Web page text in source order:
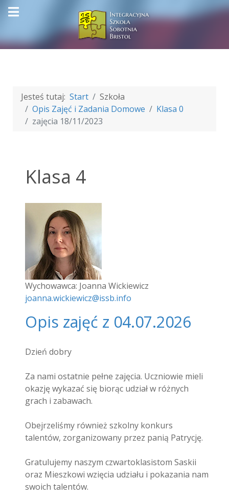
Jesteś tutaj: Start
Szkoła
Opis Zajęć i Zadania Domowe
Klasa 0
zajęcia 18/11/2023
Klasa 4
Wychowawca: Joanna Wickiewicz
joanna.wickiewicz@issb.info
Opis zajęć z 04.07.2026
Dzień dobry
Za nami ostatnie pełne zajęcia. Uczniowie mieli
okazję wykazać się biorąc udział w różnych
grach i zabawach.
Obejrzeliśmy również szkolny konkurs
talentów, zorganizowany przez panią Patrycję.
Gratulujemy naszym czwartoklasistom Saskii
oraz Mieszkowi wzięcia udziału i pokazania nam
swoich talentów.